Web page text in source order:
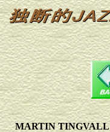
MARTIN TINGVALL